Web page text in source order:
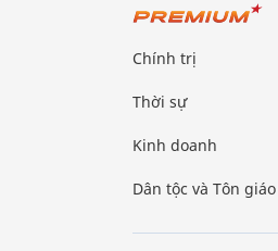
Chính trị
Thời sự
Kinh doanh
Dân tộc và Tôn giáo